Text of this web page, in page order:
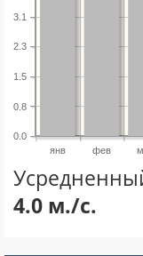
янв фев
0.0
0.8
1.5
2.3
3.1
4.0 м./с.